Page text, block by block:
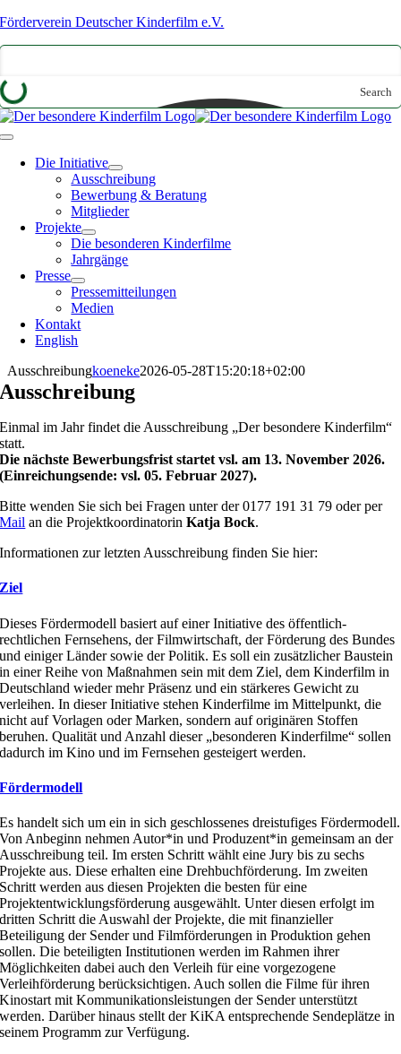
Zum
Förderverein Deutscher Kinderfilm e.V.
Search
Toggle
NavigationDie Initiative
Ausschreibung
Bewerbung & Beratung
Mitglieder
Projekte
Die besonderen Kinderfilme
Jahrgänge
Presse
Pressemitteilungen
Medien
Kontakt
English
Ausschreibungkoeneke2026-05-28T15:20:18+02:00
Ausschreibung
Einmal im Jahr findet die Ausschreibung „Der besondere Kinderfilm“
statt.
Die nächste Bewerbungsfrist startet vsl. am 13. November 2026.
(Einreichungsende: vsl. 05. Februar 2027).
Bitte wenden Sie sich bei Fragen unter der 0177 191 31 79 oder per
Mail an die ProjektkoordinatorinKatja Bock.
Informationen zur letzten Ausschreibung finden Sie hier:
Ziel
Dieses Fördermodell basiert auf einer Initiative des öffentlich-
rechtlichen Fernsehens, der Filmwirtschaft, der Förderung des Bundes
und einiger Länder sowie der Politik. Es soll ein zusätzlicher Baustein
in einer Reihe von Maßnahmen sein mit dem Ziel, dem Kinderfilm in
Deutschland wieder mehr Präsenz und ein stärkeres Gewicht zu
verleihen. In dieser Initiative stehen Kinderfilme im Mittelpunkt, die
nicht auf Vorlagen oder Marken, sondern auf originären Stoffen
beruhen. Qualität und Anzahl dieser „besonderen Kinderfilme“ sollen
dadurch im Kino und im Fernsehen gesteigert werden.
Fördermodell
Es handelt sich um ein in sich geschlossenes dreistufiges Fördermodell.
Von Anbeginn nehmen Autor*in und Produzent*in gemeinsam an der
Ausschreibung teil. Im ersten Schritt wählt eine Jury bis zu sechs
Projekte aus. Diese erhalten eine Drehbuchförderung. Im zweiten
Schritt werden aus diesen Projekten die besten für eine
Projektentwicklungsförderung ausgewählt. Unter diesen erfolgt im
dritten Schritt die Auswahl der Projekte, die mit finanzieller
Beteiligung der Sender und Filmförderungen in Produktion gehen
sollen. Die beteiligten Institutionen werden im Rahmen ihrer
Möglichkeiten dabei auch den Verleih für eine vorgezogene
Verleihförderung berücksichtigen. Auch sollen die Filme für ihren
Kinostart mit Kommunikationsleistungen der Sender unterstützt
werden. Darüber hinaus stellt der KiKA entsprechende Sendeplätze in
seinem Programm zur Verfügung.